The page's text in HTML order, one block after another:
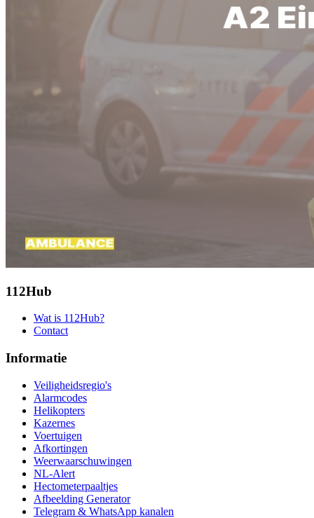
112Hub
Wat is 112Hub?
Contact
Informatie
Veiligheidsregio's
Alarmcodes
Helikopters
Kazernes
Voertuigen
Afkortingen
Weerwaarschuwingen
NL-Alert
Hectometerpaaltjes
Afbeelding Generator
Telegram & WhatsApp kanalen